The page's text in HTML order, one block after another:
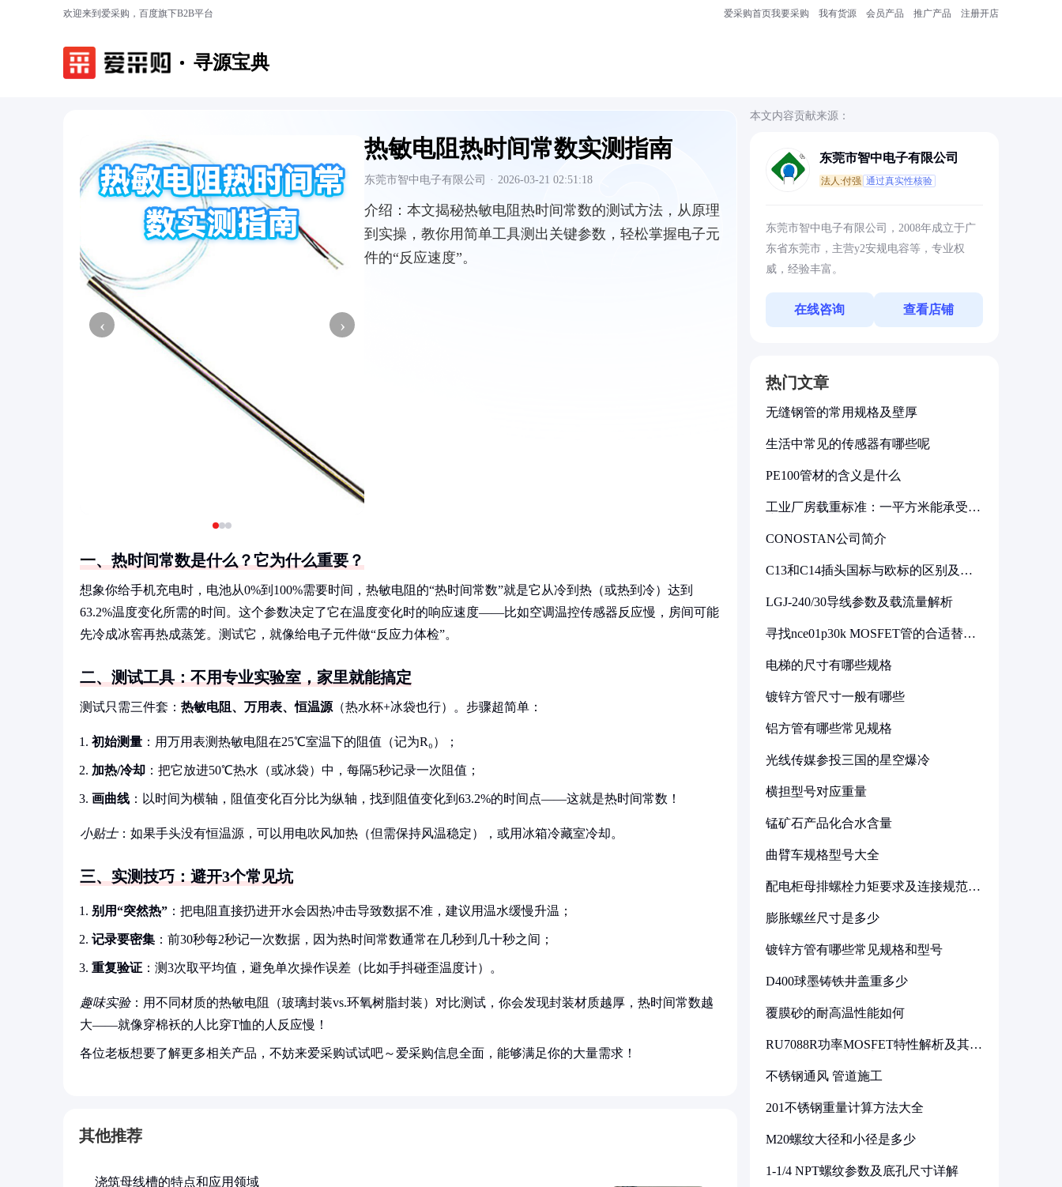
欢迎来到爱采购，百度旗下B2B平台 爱采购首页我要采购 我有货源 会员产品 推广产品 注册开店
寻源宝典
‹ ›
热敏电阻热时间常数实测指南
东莞市智中电子有限公司 · 2026-03-21 02:51:18
介绍： 本文揭秘热敏电阻热时间常数的测试方法，从原理
到实操，教你用简单工具测出关键参数，轻松掌握电子元
件的“反应速度”。
一、热时间常数是什么？它为什么重要？
想象你给手机充电时，电池从0%到100%需要时间，热敏电阻的“热时间常数”就是它从冷到热（或热到冷）达到
63.2%温度变化所需的时间。这个参数决定了它在温度变化时的响应速度——比如空调温控传感器反应慢，房间可能
先冷成冰窖再热成蒸笼。测试它，就像给电子元件做“反应力体检”。
二、测试工具：不用专业实验室，家里就能搞定
测试只需三件套： 热敏电阻、万用表、恒温源 （热水杯+冰袋也行）。步骤超简单：
初始测量 ：用万用表测热敏电阻在25℃室温下的阻值（记为R₀）；
加热/冷却 ：把它放进50℃热水（或冰袋）中，每隔5秒记录一次阻值；
画曲线 ：以时间为横轴，阻值变化百分比为纵轴，找到阻值变化到63.2%的时间点——这就是热时间常数！
小贴士：如果手头没有恒温源，可以用电吹风加热（但需保持风温稳定），或用冰箱冷藏室冷却。
三、实测技巧：避开3个常见坑
别用“突然热” ：把电阻直接扔进开水会因热冲击导致数据不准，建议用温水缓慢升温；
记录要密集 ：前30秒每2秒记一次数据，因为热时间常数通常在几秒到几十秒之间；
重复验证 ：测3次取平均值，避免单次操作误差（比如手抖碰歪温度计）。
趣味实验：用不同材质的热敏电阻（玻璃封装vs.环氧树脂封装）对比测试，你会发现封装材质越厚，热时间常数越
大——就像穿棉袄的人比穿T恤的人反应慢！
各位老板想要了解更多相关产品，不妨来爱采购试试吧～爱采购信息全面，能够满足你的大量需求！
其他推荐
浇筑母线槽的特点和应用领域
本文内容贡献来源：
东莞市智中电子有限公司
法人:付强 通过真实性核验
东莞市智中电子有限公司，2008年成立于广
东省东莞市，主营y2安规电容等，专业权
威，经验丰富。
在线咨询 查看店铺
热门文章
无缝钢管的常用规格及壁厚
生活中常见的传感器有哪些呢
PE100管材的含义是什么
工业厂房载重标准：一平方米能承受多
CONOSTAN公司简介
C13和C14插头国标与欧标的区别及其
LGJ-240/30导线参数及载流量解析
寻找nce01p30k MOSFET管的合适替代
电梯的尺寸有哪些规格
镀锌方管尺寸一般有哪些
铝方管有哪些常见规格
光线传媒参投三国的星空爆冷
横担型号对应重量
锰矿石产品化合水含量
曲臂车规格型号大全
配电柜母排螺栓力矩要求及连接规范详
膨胀螺丝尺寸是多少
镀锌方管有哪些常见规格和型号
D400球墨铸铁井盖重多少
覆膜砂的耐高温性能如何
RU7088R功率MOSFET特性解析及其在
不锈钢通风 管道施工
201不锈钢重量计算方法大全
M20螺纹大径和小径是多少
1-1/4 NPT螺纹参数及底孔尺寸详解